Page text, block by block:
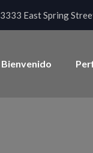
3333 East Spring
Bienvenido